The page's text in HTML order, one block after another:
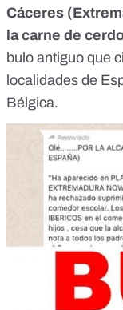
Cáceres
la carne de
bulo antiguo que
localidades de
Bélgica.